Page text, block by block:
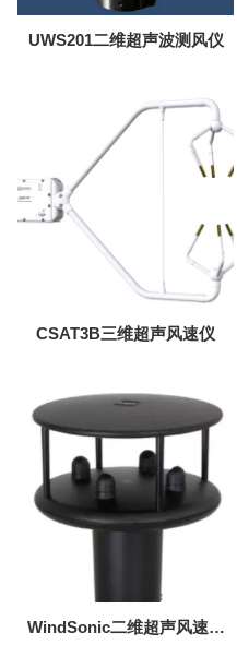
UWS201二维超声波测风仪
CSAT3B三维超声风速仪
WindSonic二维超声风速风